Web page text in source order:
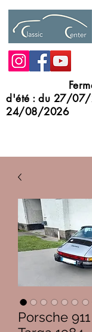
Fermeture
d'été : du 27/
24/08/2026
Porsche